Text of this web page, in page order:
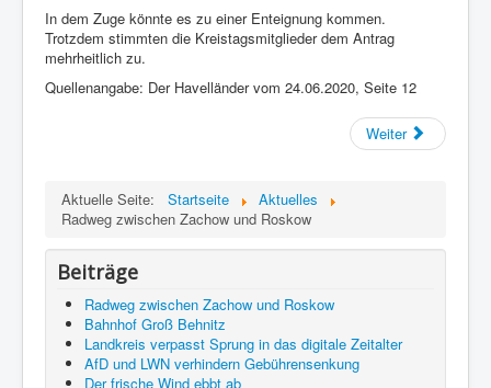
In dem Zuge könnte es zu einer Enteignung kommen.
Trotzdem stimmten die Kreistagsmitglieder dem Antrag
mehrheitlich zu.
Quellenangabe: Der Havelländer vom 24.06.2020, Seite 12
Weiter
Aktuelle Seite: Startseite
Aktuelles
Radweg zwischen Zachow und Roskow
Beiträge
Radweg zwischen Zachow und Roskow
Bahnhof Groß Behnitz
Landkreis verpasst Sprung in das digitale Zeitalter
AfD und LWN verhindern Gebührensenkung
Der frische Wind ebbt ab